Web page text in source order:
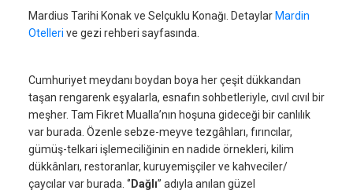
Mardius Tarihi Konak ve Selçuklu Konağı. Detaylar Mardin
Otelleri ve gezi rehberi sayfasında.
Cumhuriyet meydanı boydan boya her çeşit dükkandan
taşan rengarenk eşyalarla, esnafın sohbetleriyle, cıvıl cıvıl bir
meşher. Tam Fikret Mualla’nın hoşuna gideceği bir canlılık
var burada. Özenle sebze-meyve tezgâhları, fırıncılar,
gümüş-telkari işlemeciliğinin en nadide örnekleri, kilim
dükkânları, restoranlar, kuruyemişçiler ve kahveciler/
çaycılar var burada. ‘’ Dağlı’’ adıyla anılan güzel